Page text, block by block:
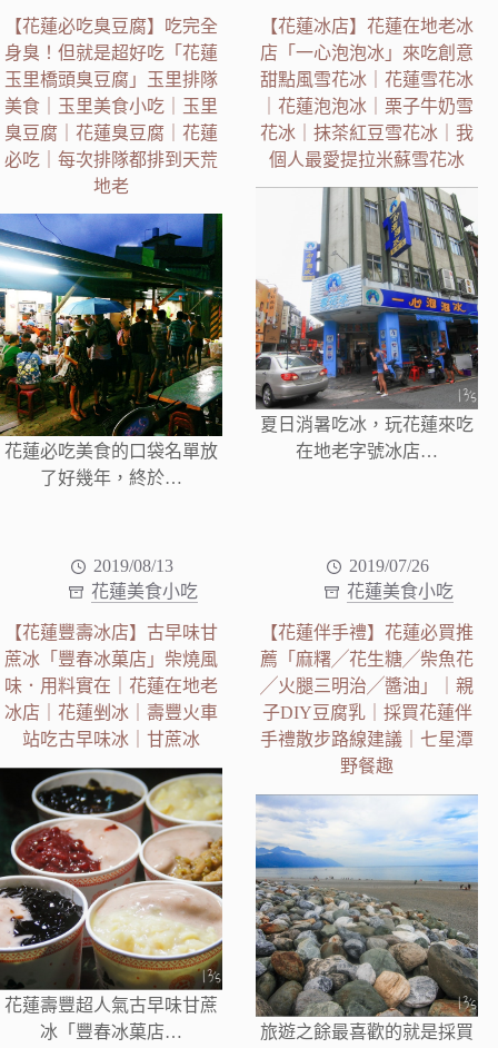
【花蓮必吃臭豆腐】吃完全
身臭！但就是超好吃「花蓮
玉里橋頭臭豆腐」玉里排隊
美食｜玉里美食小吃｜玉里
臭豆腐｜花蓮臭豆腐｜花蓮
必吃｜每次排隊都排到天荒
地老
花蓮必吃美食的口袋名單放
了好幾年，終於…
【花蓮冰店】花蓮在地老冰
店「一心泡泡冰」來吃創意
甜點風雪花冰｜花蓮雪花冰
｜花蓮泡泡冰｜栗子牛奶雪
花冰｜抹茶紅豆雪花冰｜我
個人最愛提拉米蘇雪花冰
夏日消暑吃冰，玩花蓮來吃
在地老字號冰店…
2019/08/13
花蓮美食小吃
【花蓮豐壽冰店】古早味甘
蔗冰「豐春冰菓店」柴燒風
味．用料實在｜花蓮在地老
冰店｜花蓮剉冰｜壽豐火車
站吃古早味冰｜甘蔗冰
花蓮壽豐超人氣古早味甘蔗
冰「豐春冰菓店…
2019/07/26
花蓮美食小吃
【花蓮伴手禮】花蓮必買推
薦「麻糬╱花生糖╱柴魚花
╱火腿三明治╱醬油」｜親
子DIY豆腐乳｜採買花蓮伴
手禮散步路線建議｜七星潭
野餐趣
旅遊之餘最喜歡的就是採買